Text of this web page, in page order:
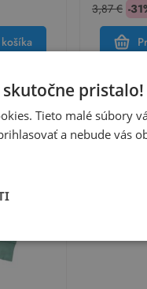
3,87 € -
skutočne pristalo!
Tieto malé súbory
a nebude vás